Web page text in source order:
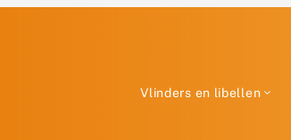
Vlinders en libellen